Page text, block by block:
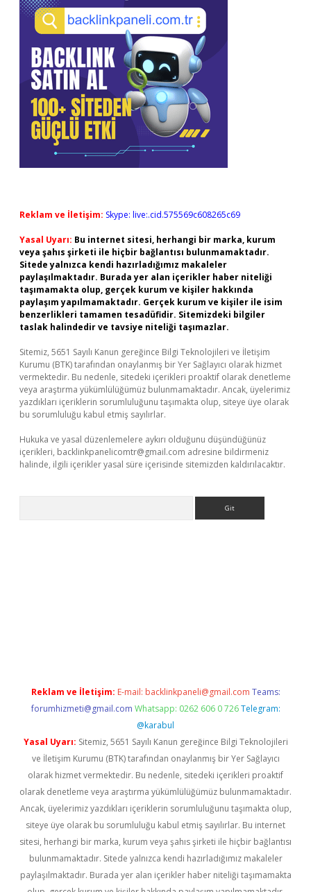
Reklam ve İletişim: Skype: live:.cid.575569c608265c69
Yasal Uyarı: Bu internet sitesi, herhangi bir marka, kurum
veya şahıs şirketi ile hiçbir bağlantısı bulunmamaktadır.
Sitede yalnızca kendi hazırladığımız makaleler
paylaşılmaktadır. Burada yer alan içerikler haber niteliği
taşımamakta olup, gerçek kurum ve kişiler hakkında
paylaşım yapılmamaktadır. Gerçek kurum ve kişiler ile isim
benzerlikleri tamamen tesadüfidir. Sitemizdeki bilgiler
taslak halindedir ve tavsiye niteliği taşımazlar.
Sitemiz, 5651 Sayılı Kanun gereğince Bilgi Teknolojileri ve İletişim
Kurumu (BTK) tarafından onaylanmış bir Yer Sağlayıcı olarak hizmet
vermektedir. Bu nedenle, sitedeki içerikleri proaktif olarak denetleme
veya araştırma yükümlülüğümüz bulunmamaktadır. Ancak, üyelerimiz
yazdıkları içeriklerin sorumluluğunu taşımakta olup, siteye üye olarak
bu sorumluluğu kabul etmiş sayılırlar.
Hukuka ve yasal düzenlemelere aykırı olduğunu düşündüğünüz
içerikleri, backlinkpanelicomtr@gmail.com adresine bildirmeniz
halinde, ilgili içerikler yasal süre içerisinde sitemizden kaldırılacaktır.
Reklam ve İletişim: E-mail: backlinkpaneli@gmail.com Teams:
forumhizmeti@gmail.com Whatsapp: 0262 606 0 726 Telegram:
@karabul
Yasal Uyarı: Sitemiz, 5651 Sayılı Kanun gereğince Bilgi Teknolojileri
ve İletişim Kurumu (BTK) tarafından onaylanmış bir Yer Sağlayıcı
olarak hizmet vermektedir. Bu nedenle, sitedeki içerikleri proaktif
olarak denetleme veya araştırma yükümlülüğümüz bulunmamaktadır.
Ancak, üyelerimiz yazdıkları içeriklerin sorumluluğunu taşımakta olup,
siteye üye olarak bu sorumluluğu kabul etmiş sayılırlar. Bu internet
sitesi, herhangi bir marka, kurum veya şahıs şirketi ile hiçbir bağlantısı
bulunmamaktadır. Sitede yalnızca kendi hazırladığımız makaleler
paylaşılmaktadır. Burada yer alan içerikler haber niteliği taşımamakta